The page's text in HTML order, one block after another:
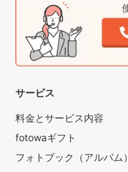
サービス
料金とサービス内容
fotowaギフト
フォトブック（アルバム）